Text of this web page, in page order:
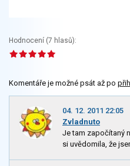
Hodnocení (7 hlasů):
Komentáře je možné psát až po
04. 12. 2011 22:05
Zvladnuto
Je tam započítaný
si uvědomila, že